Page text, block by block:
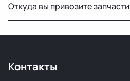
крылья, капоты, бамперы и
ржавчины и повреждений.
Откуда вы привозите
подготовку перед продажей.
Контакты